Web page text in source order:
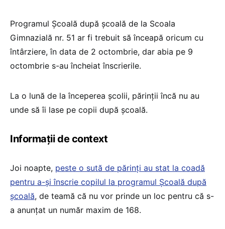
Programul Școală după școală de la Scoala
Gimnazială nr. 51 ar fi trebuit să înceapă oricum cu
întârziere, în data de 2 octombrie, dar abia pe 9
octombrie s-au încheiat înscrierile.
La o lună de la începerea școlii, părinții încă nu au
unde să îi lase pe copii după școală.
Informații de context
Joi noapte, peste o sută de părinți au stat la coadă
pentru a-și înscrie copilul la programul Școală după
școală, de teamă că nu vor prinde un loc pentru că s-
a anunțat un număr maxim de 168.